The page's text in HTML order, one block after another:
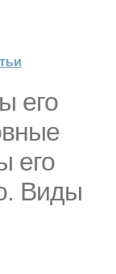
его
его
Виды